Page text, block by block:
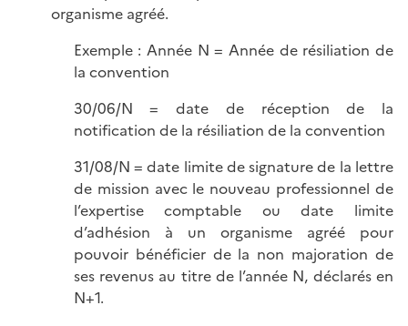
organisme agréé.
Exemple : Année N = Année de résiliation de
la convention
30/06/N = date de réception de la
notification de la résiliation de la convention
31/08/N = date limite de signature de la lettre
de mission avec le nouveau professionnel de
l’expertise comptable ou date limite
d’adhésion à un organisme agréé pour
pouvoir bénéficier de la non majoration de
ses revenus au titre de l’année N, déclarés en
N+1.